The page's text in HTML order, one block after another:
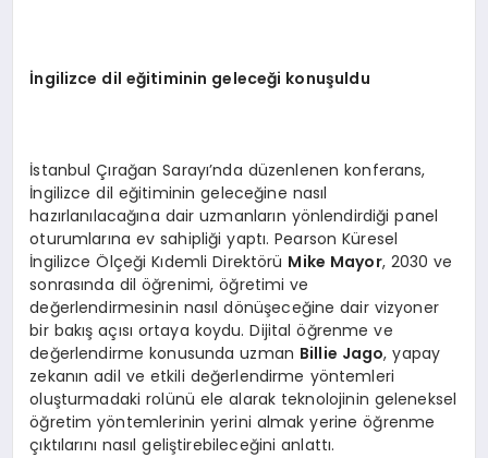
İngilizce dil eğitiminin geleceği konuşuldu
İstanbul Çırağan Sarayı’nda düzenlenen konferans,
İngilizce dil eğitiminin geleceğine nasıl
hazırlanılacağına dair uzmanların yönlendirdiği panel
oturumlarına ev sahipliği yaptı. Pearson Küresel
İngilizce Ölçeği Kıdemli Direktörü Mike Mayor, 2030 ve
sonrasında dil öğrenimi, öğretimi ve
değerlendirmesinin nasıl dönüşeceğine dair vizyoner
bir bakış açısı ortaya koydu. Dijital öğrenme ve
değerlendirme konusunda uzman Billie Jago, yapay
zekanın adil ve etkili değerlendirme yöntemleri
oluşturmadaki rolünü ele alarak teknolojinin geleneksel
öğretim yöntemlerinin yerini almak yerine öğrenme
çıktılarını nasıl geliştirebileceğini anlattı.